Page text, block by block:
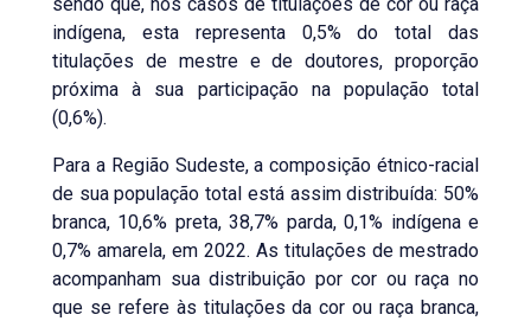
indígena, esta representa 0,5% do total das
titulações de mestre e de doutores, proporção
próxima à sua participação na população total
(0,6%).
Para a Região Sudeste, a composição étnico-racial
de sua população total está assim distribuída: 50%
branca, 10,6% preta, 38,7% parda, 0,1% indígena e
0,7% amarela, em 2022. As titulações de mestrado
acompanham sua distribuição por cor ou raça no
que se refere às titulações da cor ou raça branca,